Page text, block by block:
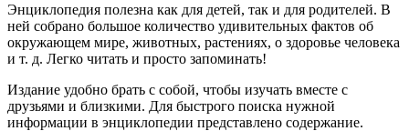
Энциклопедия полезна как для детей, так и для родителей. В
ней собрано большое количество удивительных фактов об
окружающем мире, животных, растениях, о здоровье человека
и т. д. Легко читать и просто запоминать!
Издание удобно брать с собой, чтобы изучать вместе с
друзьями и близкими. Для быстрого поиска нужной
информации в энциклопедии представлено содержание.